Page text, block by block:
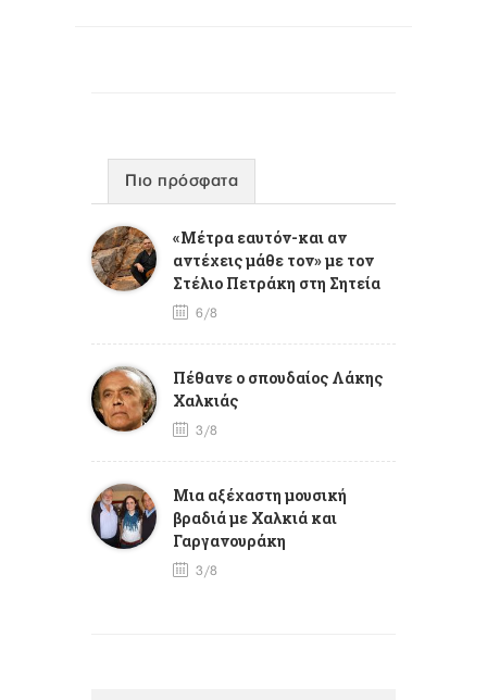
Πιο πρόσφατα
«Μέτρα εαυτόν-και αν
αντέχεις μάθε τον» με τον
Στέλιο Πετράκη στη Σητεία
6/8
Πέθανε ο σπουδαίος Λάκης
Χαλκιάς
3/8
Mια αξέχαστη μουσική
βραδιά με Χαλκιά και
Γαργανουράκη
3/8